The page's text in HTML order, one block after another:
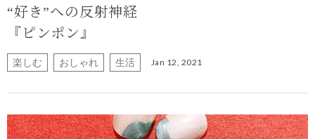
“好き”への反射神経
『ピンポン』
楽しむ おしゃれ 生活 Jan 12, 2021